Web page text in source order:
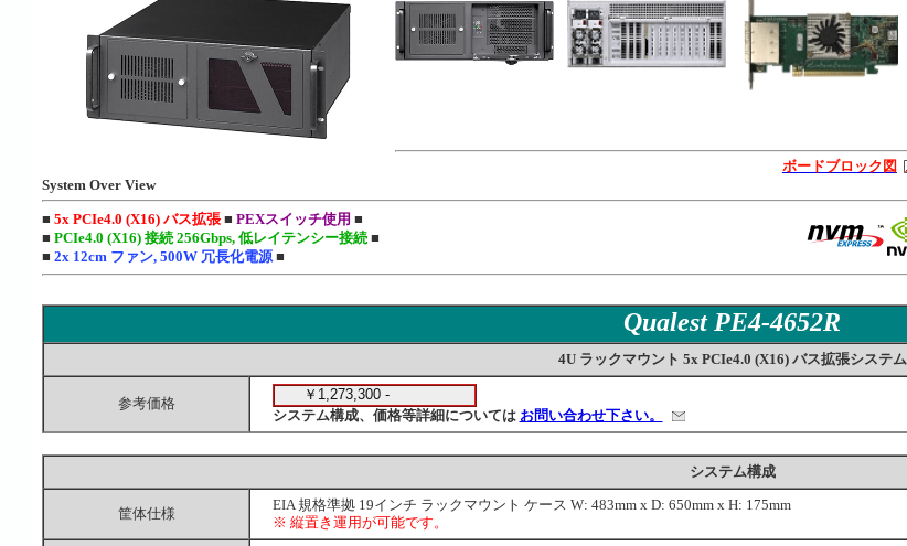
ボードブロック図
System Over View
■ 5x PCIe4.0 (X16) バス拡張■ PEXスイッチ使用 ■
■ PCIe4.0 (X16) 接続 256Gbps, 低レイテンシー接続■
■ 2x 12cm ファン, 500W 冗長化電源■
Qualest PE4-4652R
4U ラックマウント 5x PCIe4.0 (X16) バス拡張システム
参考価格
システム構成、価格等詳細については お問い合わせ下さい。
システム構成
筐体仕様
EIA 規格準拠 19インチ ラックマウント ケース W: 483mm x D: 650mm x H: 175mm
※ 縦置き運用が可能です。